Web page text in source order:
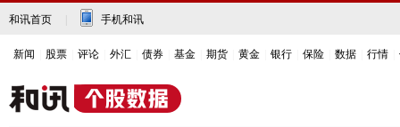
和讯首页 手机和讯
新闻 股票 评论 外汇 债券 基金 期货 黄金 银行 保险 数据 行情